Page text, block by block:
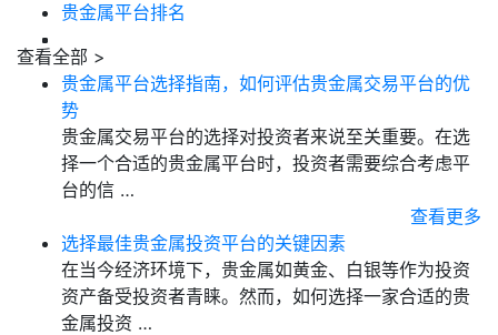
贵金属平台排名
查看全部 >
贵金属平台选择指南，如何评估贵金属交易平台的优
势
贵金属交易平台的选择对投资者来说至关重要。在选
择一个合适的贵金属平台时，投资者需要综合考虑平
台的信 …
查看更多
选择最佳贵金属投资平台的关键因素
在当今经济环境下，贵金属如黄金、白银等作为投资
资产备受投资者青睐。然而，如何选择一家合适的贵
金属投资 …